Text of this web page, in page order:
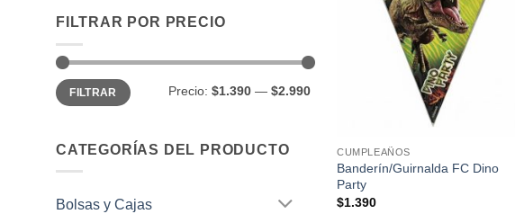
FILTRAR POR PRECIO
Precio
mínimo
Precio
máximo
FILTRAR Precio: $1.390— $2.990
CATEGORÍAS DEL PRODUCTO
Bolsas y Cajas
CUMPLEAÑOS
Banderín/Guirnalda FC Dino
Party
$1.390